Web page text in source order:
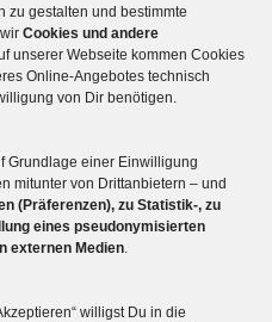
zu gestalten und bestimmte
Cookies und andere
unserer Webseite kommen Cookies
Online-Angebotes technisch
von Dir benötigen.
Grundlage einer Einwilligung
mitunter von Drittanbietern – und
(Präferenzen), zu Statistik-, zu
eines pseudonymisierten
externen Medien.
willigst Du in die